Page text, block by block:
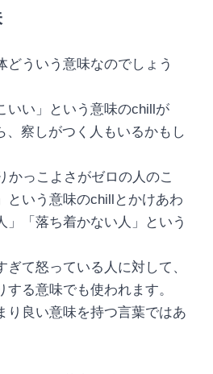
どういう意味なのでしょう
いい」という意味のchillが
、察しがつく人もいるかもし
かっこよさがゼロの人のこ
という意味のchillとかけあわ
」「落ち着かない人」という
て怒っている人に対して、
る意味でも使われます。
り良い意味を持つ言葉ではあ